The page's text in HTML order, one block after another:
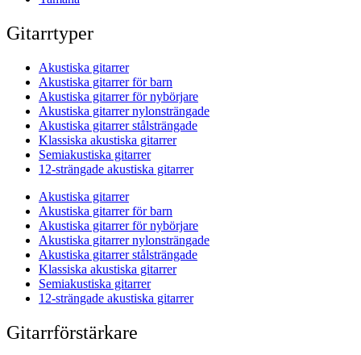
Gitarrtyper
Akustiska gitarrer
Akustiska gitarrer för barn
Akustiska gitarrer för nybörjare
Akustiska gitarrer nylonsträngade
Akustiska gitarrer stålsträngade
Klassiska akustiska gitarrer
Semiakustiska gitarrer
12-strängade akustiska gitarrer
Akustiska gitarrer
Akustiska gitarrer för barn
Akustiska gitarrer för nybörjare
Akustiska gitarrer nylonsträngade
Akustiska gitarrer stålsträngade
Klassiska akustiska gitarrer
Semiakustiska gitarrer
12-strängade akustiska gitarrer
Gitarrförstärkare